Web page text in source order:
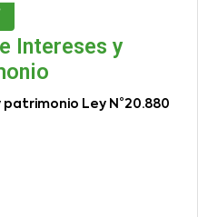
Intereses y
Ley N°20.880